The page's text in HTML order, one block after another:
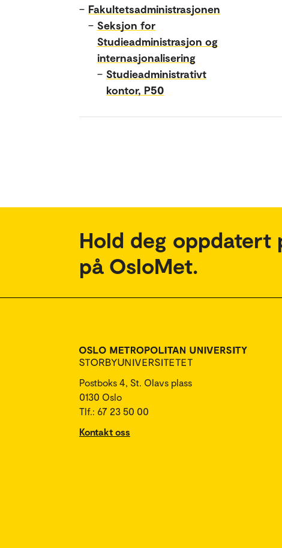
– Fakultetsadministrasjonen
– Seksjon for
Studieadministrasjon og
internasjonalisering
– Studieadministrativt
kontor, P50
Hold deg oppdatert
på OsloMet.
Postboks 4, St. Olavs plass
0130 Oslo
Tlf.: 67 23 50 00
Kontakt oss